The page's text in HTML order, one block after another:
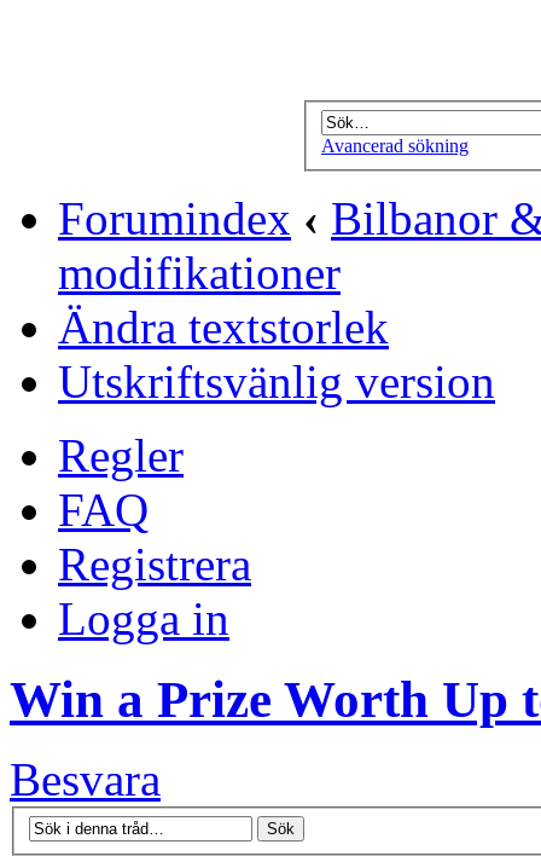
Avancerad sökning
Forumindex ‹ Bilbanor
modifikationer
Ändra textstorlek
Utskriftsvänlig version
Regler
FAQ
Registrera
Logga in
Win a Prize Worth Up
Besvara